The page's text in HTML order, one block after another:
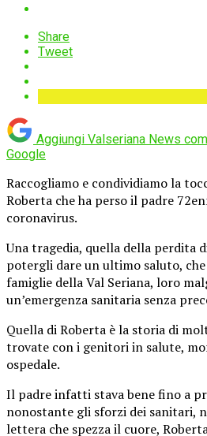
Share
Tweet
Aggiungi Valseriana News
Google
Raccogliamo e condividiamo la
Roberta che ha perso il padre
coronavirus.
Una tragedia, quella della perdita
potergli dare un ultimo saluto,
famiglie della Val Seriana, loro
un’emergenza sanitaria senza
Quella di Roberta è la storia di
trovate con i genitori in salute,
ospedale.
Il padre infatti stava bene fino a
nonostante gli sforzi dei sanitari,
lettera che spezza il cuore,